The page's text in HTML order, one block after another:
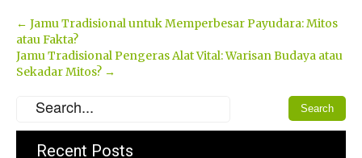
Post
navigation
← Jamu Tradisional untuk Memperbesar Payudara: Mitos
atau Fakta?
Jamu Tradisional Pengeras Alat Vital: Warisan Budaya atau
Sekadar Mitos? →
Recent Posts